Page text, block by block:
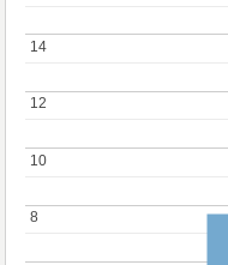
8
8
10
10
12
12
14
14